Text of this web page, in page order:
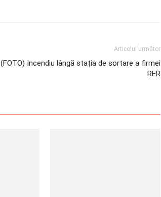
Articolul următor
(FOTO) Incendiu lângă stația de sortare a firmei
RER